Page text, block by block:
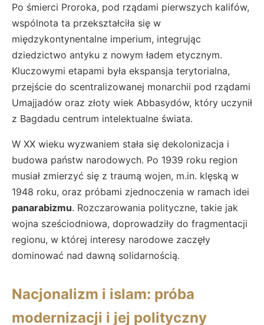
Po śmierci Proroka, pod rządami pierwszych kalifów,
wspólnota ta przekształciła się w
międzykontynentalne imperium, integrując
dziedzictwo antyku z nowym ładem etycznym.
Kluczowymi etapami była ekspansja terytorialna,
przejście do scentralizowanej monarchii pod rządami
Umajjadów oraz złoty wiek Abbasydów, który uczynił
z Bagdadu centrum intelektualne świata.
W XX wieku wyzwaniem stała się dekolonizacja i
budowa państw narodowych. Po 1939 roku region
musiał zmierzyć się z traumą wojen, m.in. klęską w
1948 roku, oraz próbami zjednoczenia w ramach idei
panarabizmu. Rozczarowania polityczne, takie jak
wojna sześciodniowa, doprowadziły do fragmentacji
regionu, w której interesy narodowe zaczęły
dominować nad dawną solidarnością.
Nacjonalizm i islam: próba
modernizacji i jej polityczny